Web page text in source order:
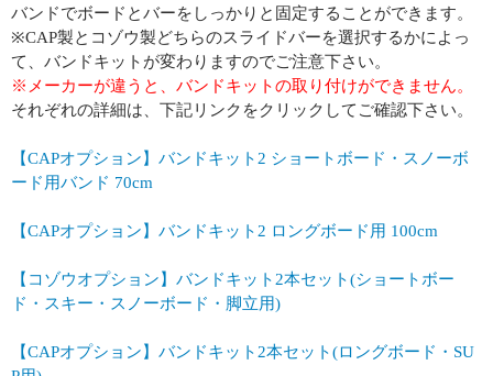
バンドでボードとバーをしっかりと固定することができます。
※CAP製とコゾウ製どちらのスライドバーを選択するかによっ
て、バンドキットが変わりますのでご注意下さい。
※メーカーが違うと、バンドキットの取り付けができません。
それぞれの詳細は、下記リンクをクリックしてご確認下さい。
【CAPオプション】バンドキット2 ショートボード・スノーボ
ード用バンド 70cm
【CAPオプション】バンドキット2 ロングボード用 100cm
【コゾウオプション】バンドキット2本セット(ショートボー
ド・スキー・スノーボード・脚立用)
【CAPオプション】バンドキット2本セット(ロングボード・SU